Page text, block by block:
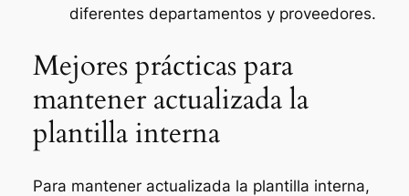
diferentes departamentos y proveedores.
Mejores prácticas para
mantener actualizada la
plantilla interna
Para mantener actualizada la plantilla interna,